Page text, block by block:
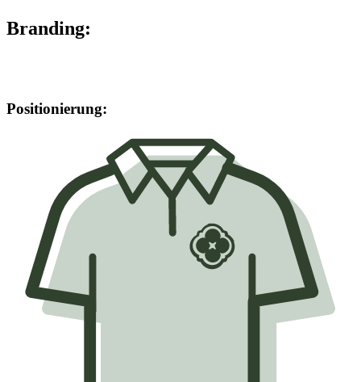
Branding:
Positionierung: